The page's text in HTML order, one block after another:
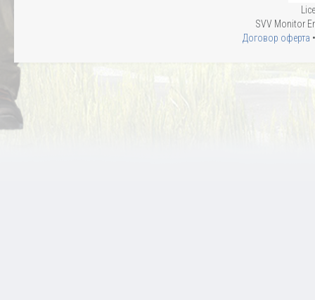
SVV Monitor
Договор оферта